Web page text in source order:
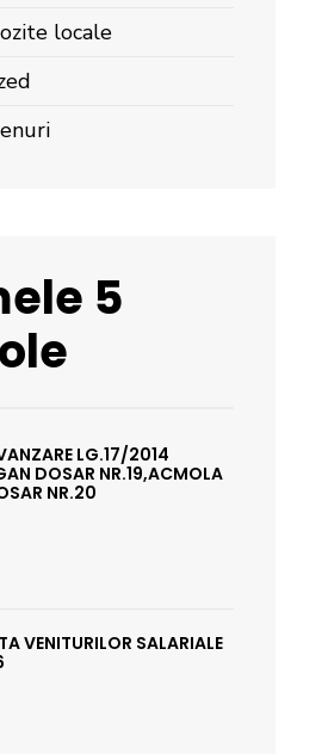
locale
5
LG.17/2014
DOSAR NR.19,ACMOLA
NR.20
VENITURILOR SALARIALE